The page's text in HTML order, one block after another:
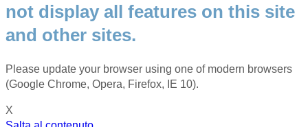
not display all features on this site
and other sites.
Please update your browser using one of modern browsers
(Google Chrome, Opera, Firefox, IE 10).
X